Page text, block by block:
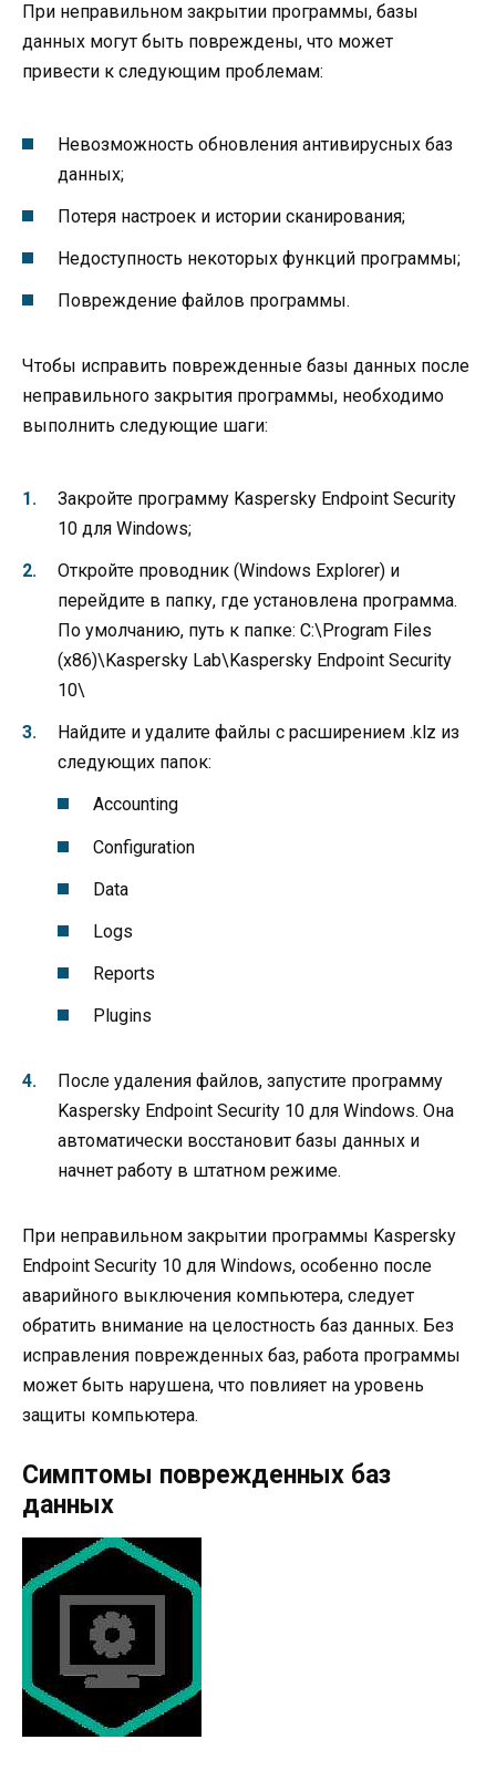
При неправильном закрытии программы, базы
данных могут быть повреждены, что может
привести к следующим проблемам:
Невозможность обновления антивирусных баз
данных;
Потеря настроек и истории сканирования;
Недоступность некоторых функций программы;
Повреждение файлов программы.
Чтобы исправить поврежденные базы данных после
неправильного закрытия программы, необходимо
выполнить следующие шаги:
Закройте программу Kaspersky Endpoint Security
10 для Windows;
Откройте проводник (Windows Explorer) и
перейдите в папку, где установлена программа.
По умолчанию, путь к папке: C:\Program Files
(x86)\Kaspersky Lab\Kaspersky Endpoint Security
10\
Найдите и удалите файлы с расширением .klz из
следующих папок:
Accounting
Configuration
Data
Logs
Reports
Plugins
После удаления файлов, запустите программу
Kaspersky Endpoint Security 10 для Windows. Она
автоматически восстановит базы данных и
начнет работу в штатном режиме.
При неправильном закрытии программы Kaspersky
Endpoint Security 10 для Windows, особенно после
аварийного выключения компьютера, следует
обратить внимание на целостность баз данных. Без
исправления поврежденных баз, работа программы
может быть нарушена, что повлияет на уровень
защиты компьютера.
Симптомы поврежденных баз
данных